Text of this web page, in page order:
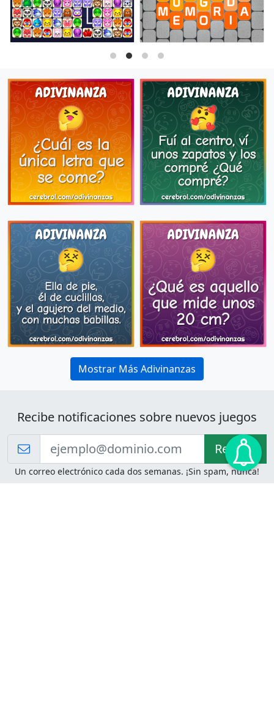
Mostrar Más Adivinanzas
Recibe notificaciones sobre nuevos juegos
Recibir!
Un correo electrónico cada dos semanas. ¡Sin spam, nunca!